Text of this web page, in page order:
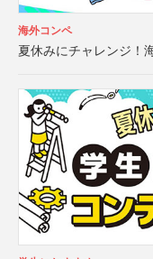
海外コンペ
夏休みにチャレンジ！